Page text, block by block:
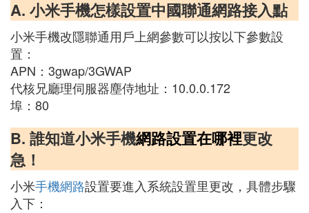
A. 小米手機怎樣設置中國聯通網路接入點
小米手機改隱聯通用戶上網參數可以按以下參數設
置：
APN：3gwap/3GWAP
代核兄廳理伺服器塵侍地址：10.0.0.172
埠：80
B. 誰知道小米手機網路設置在哪裡更改
急！
小米手機網路設置要進入系統設置里更改，具體步驟
入下：